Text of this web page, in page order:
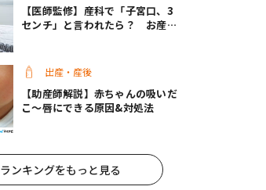
【医師監修】産科で「子宮口、3
センチ」と言われたら？ お産は
出産・産後
【助産師解説】赤ちゃんの吸いだ
こ〜唇にできる原因&対処法
ランキングをもっと見る